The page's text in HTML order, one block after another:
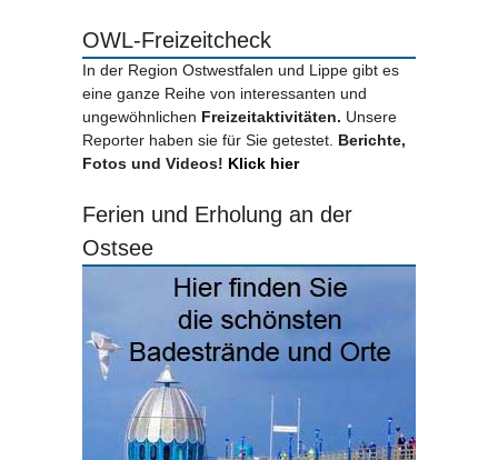
OWL-Freizeitcheck
In der Region Ostwestfalen und Lippe gibt es
eine ganze Reihe von interessanten und
ungewöhnlichen Freizeitaktivitäten. Unsere
Reporter haben sie für Sie getestet. Berichte,
Fotos und Videos! Klick hier
Ferien und Erholung an der
Ostsee